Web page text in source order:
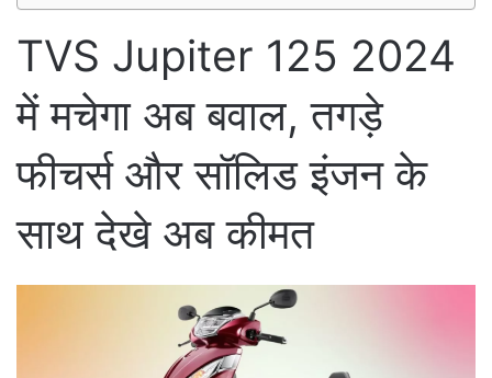
TVS Jupiter 125 2024
में मचेगा अब बवाल, तगड़े
फीचर्स और सॉलिड इंजन के
साथ देखे अब कीमत